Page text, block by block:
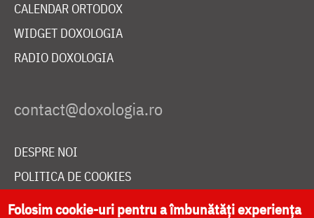
CALENDAR ORTODOX
WIDGET DOXOLOGIA
RADIO DOXOLOGIA
DESPRE NOI
POLITICA DE COOKIES
DONEAZĂ ONLINE PENTRU CATEDRALA NAȚIONALĂ
Folosim cookie-uri pentru a îmbunătăți experiența